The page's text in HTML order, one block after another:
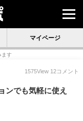
マイページ
ます
1575View 12コメント
ンでも気軽に使え